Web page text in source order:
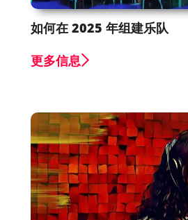
如何在 2025 年组建乐队
更多信息